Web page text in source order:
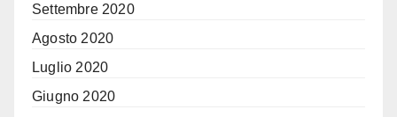
Settembre 2020
Agosto 2020
Luglio 2020
Giugno 2020